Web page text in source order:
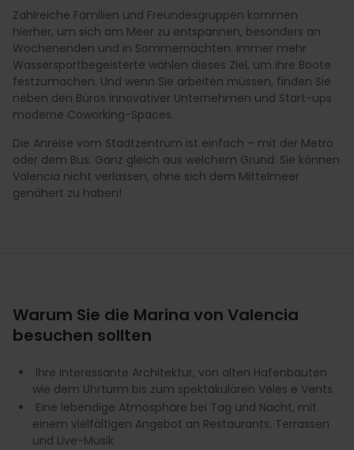
Zahlreiche Familien und Freundesgruppen kommen
hierher, um sich am Meer zu entspannen, besonders an
Wochenenden und in Sommernächten. Immer mehr
Wassersportbegeisterte wählen dieses Ziel, um ihre Boote
festzumachen. Und wenn Sie arbeiten müssen, finden Sie
neben den Büros innovativer Unternehmen und Start-ups
moderne Coworking-Spaces.
Die Anreise vom Stadtzentrum ist einfach – mit der Metro
oder dem Bus. Ganz gleich aus welchem Grund: Sie können
Valencia nicht verlassen, ohne sich dem Mittelmeer
genähert zu haben!
Warum Sie die Marina von Valencia
besuchen sollten
Ihre interessante Architektur, von alten Hafenbauten
wie dem Uhrturm bis zum spektakulären Veles e Vents
Eine lebendige Atmosphäre bei Tag und Nacht, mit
einem vielfältigen Angebot an Restaurants, Terrassen
und Live-Musik